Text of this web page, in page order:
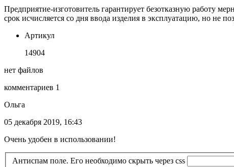
Предприятие-изготовитель гарантирует безотказную работу
срок исчисляется со дня ввода изделия в эксплуатацию, но не
Артикул
14904
нет файлов
комментариев 1
Ольга
05 декабря 2019, 16:43
Очень удобен в использовании!
Антиспам поле. Его необходимо скрыть через css